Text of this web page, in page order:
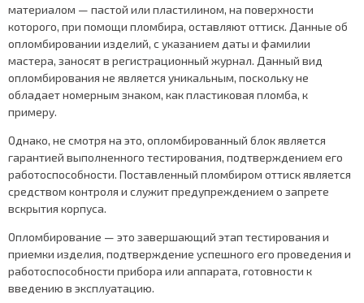
материалом — пастой или пластилином, на поверхности
которого, при помощи пломбира, оставляют оттиск. Данные об
опломбировании изделий, с указанием даты и фамилии
мастера, заносят в регистрационный журнал. Данный вид
опломбирования не является уникальным, поскольку не
обладает номерным знаком, как пластиковая пломба, к
примеру.
Однако, не смотря на это, опломбированный блок является
гарантией выполненного тестирования, подтверждением его
работоспособности. Поставленный пломбиром оттиск является
средством контроля и служит предупреждением о запрете
вскрытия корпуса.
Опломбирование — это завершающий этап тестирования и
приемки изделия, подтверждение успешного его проведения и
работоспособности прибора или аппарата, готовности к
введению в эксплуатацию.